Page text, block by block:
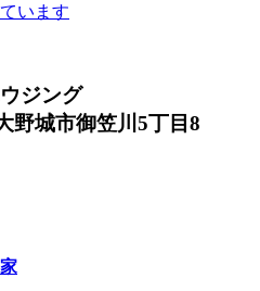
います
野城市御笠川5丁目8